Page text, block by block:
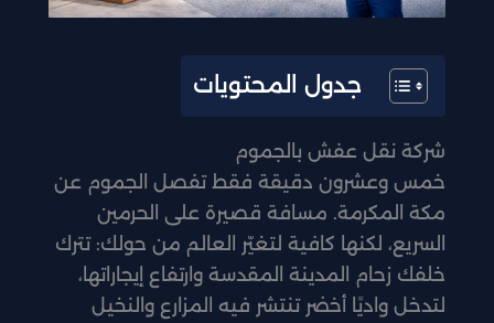
جدول المحتويات
شركة نقل عفش بالجموم
خمس وعشرون دقيقة فقط تفصل الجموم عن
مكة المكرمة. مسافة قصيرة على الحرمين
السريع، لكنها كافية لتغيّر العالم من حولك: تترك
خلفك زحام المدينة المقدسة وارتفاع إيجاراتها،
لتدخل واديًا أخضر تنتشر فيه المزارع والنخيل